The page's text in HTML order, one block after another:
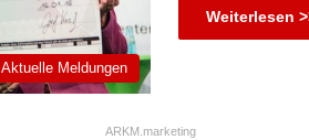
Aktuelle Meldungen
Weiterlesen
ARKM.marketing